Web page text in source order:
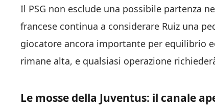
Il PSG non esclude una possibile partenza
francese continua a considerare Ruiz una
giocatore ancora importante per equilibrio
rimane alta, e qualsiasi operazione
Le mosse della Juventus: il canale